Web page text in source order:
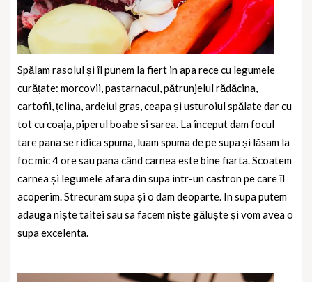
Spălam rasolul și îl punem la fiert in apa rece cu legumele
curățate: morcovii, pastarnacul, pătrunjelul rădăcina,
cartofii, țelina, ardeiul gras, ceapa și usturoiul spălate dar cu
tot cu coaja, piperul boabe si sarea. La început dam focul
tare pana se ridica spuma, luam spuma de pe supa și lăsam la
foc mic 4 ore sau pana când carnea este bine fiarta. Scoatem
carnea și legumele afara din supa intr-un castron pe care îl
acoperim. Strecuram supa și o dam deoparte. In supa putem
adauga niște taitei sau sa facem niște găluște și vom avea o
supa excelenta.